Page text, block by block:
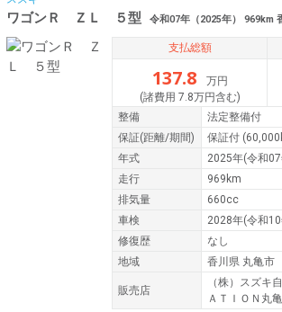
ワゴンＲ ＺＬ ５型 令和07年（2025年） 969km
支払総額
137.8
万円
(諸費用 7.8万円含む)
整備
法定整備付
保証(距離/期間) 保証付
年式
2025年(令和
走行
969km
排気量
660cc
車検
2028年(令和
修復歴
なし
地域
香川県 丸亀市
販売店
（株）スズ
ＡＴＩＯＮ丸亀